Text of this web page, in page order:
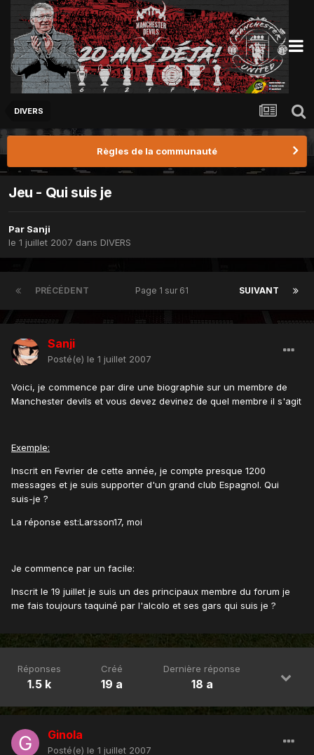
DIVERS
Règles de la communauté
Jeu - Qui suis je
Par Sanji
le 1 juillet 2007 dans DIVERS
PRÉCÉDENT SUIVANT
Page 1 sur 61
Sanji
Posté(e) le 1 juillet 2007
Voici, je commence par dire une biographie sur un membre de
Manchester devils et vous devez devinez de quel membre il s'agit
Exemple:
Inscrit en Fevrier de cette année, je compte presque 1200
messages et je suis supporter d'un grand club Espagnol. Qui
suis-je ?
La réponse est:Larsson17, moi
Je commence par un facile:
Inscrit le 19 juillet je suis un des principaux membre du forum je
me fais toujours taquiné par l'alcolo et ses gars qui suis je ?
Réponses
1.5 k
Créé
19 a
Dernière réponse
18 a
Ginola
Posté(e) le 1 juillet 2007